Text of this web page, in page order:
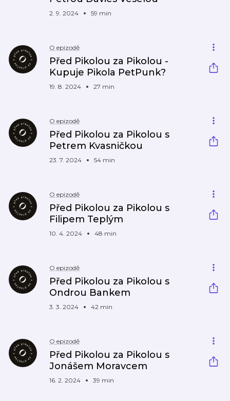
2. 9. 2024 59 min
O epizodě
Před Pikolou za Pikolou -
Kupuje Pikola PetPunk?
19. 8. 2024 27 min
O epizodě
Před Pikolou za Pikolou s
Petrem Kvasničkou
23. 7. 2024 54 min
O epizodě
Před Pikolou za Pikolou s
Filipem Teplým
10. 4. 2024 48 min
O epizodě
Před Pikolou za Pikolou s
Ondrou Bankem
3. 3. 2024 42 min
O epizodě
Před Pikolou za Pikolou s
Jonášem Moravcem
16. 2. 2024 39 min